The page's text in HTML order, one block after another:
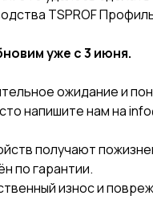
TSPROF
уже с 3 июня.
ожидание и
напишите нам на
получают
по гарантии.
износ и